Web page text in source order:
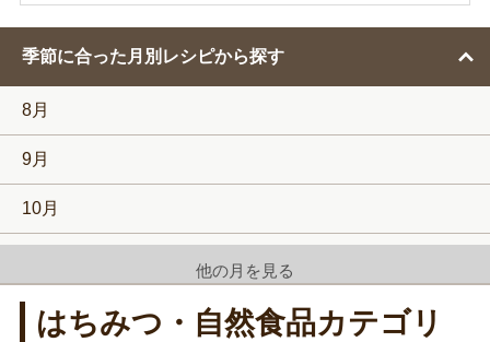
索
季節に合った月別レシピから探す
8月
9月
10月
12月
他の月を見る
はちみつ・自然食品カテゴリ